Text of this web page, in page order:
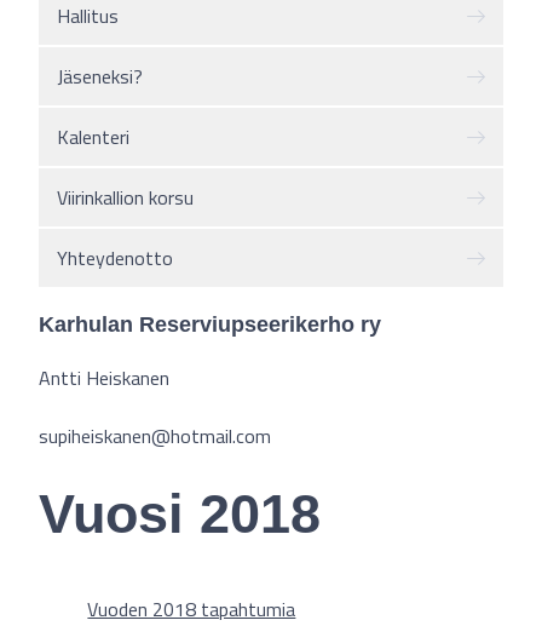
Hallitus
Jäseneksi?
Kalenteri
Viirinkallion korsu
Yhteydenotto
Karhulan Reserviupseerikerho ry
Antti Heiskanen
supiheiskanen@hotmail.com
Vuosi 2018
Vuoden 2018 tapahtumia